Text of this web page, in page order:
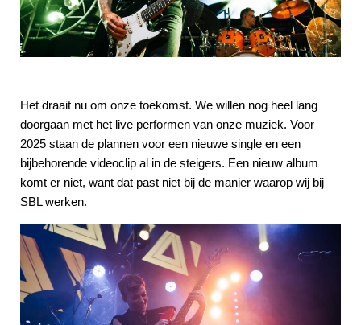
Het draait nu om onze toekomst. We willen nog heel lang
doorgaan met het live performen van onze muziek. Voor
2025 staan de plannen voor een nieuwe single en een
bijbehorende videoclip al in de steigers. Een nieuw album
komt er niet, want dat past niet bij de manier waarop wij bij
SBL werken.